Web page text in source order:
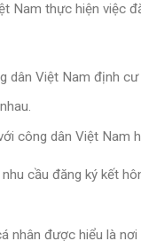
Nam thực hiện việc
dân Việt Nam định
công dân Việt Nam
cầu đăng ký kết
nhân được hiểu là